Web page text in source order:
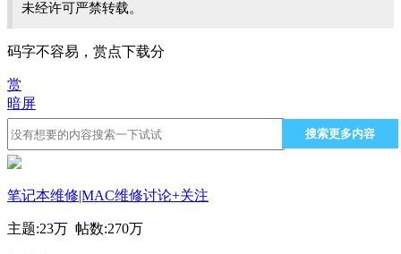
未经许可严禁转载。
码字不容易，赏点下载分
赏
暗屏
搜索更多内容
笔记本维修|MAC维修讨论+关注
主题:23万 帖数:270万